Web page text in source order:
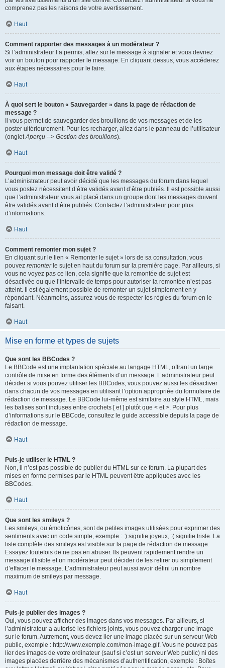
comprenez pas les raisons de votre avertissement.
Haut
Comment rapporter des messages à un modérateur ?
Si l’administrateur l’a permis, allez sur le message à signaler et vous devriez
voir un bouton pour rapporter le message. En cliquant dessus, vous accéderez
aux étapes nécessaires pour le faire.
Haut
À quoi sert le bouton « Sauvegarder » dans la page de rédaction de
message ?
Il vous permet de sauvegarder des brouillons de vos messages et de les
poster ultérieurement. Pour les recharger, allez dans le panneau de l’utilisateur
(ongletAperçu --> Gestion des brouillons).
Haut
Pourquoi mon message doit être validé ?
L’administrateur peut avoir décidé que les messages du forum dans lequel
vous postez nécessitent d’être validés avant d’être publiés. Il est possible aussi
que l’administrateur vous ait placé dans un groupe dont les messages doivent
être validés avant d’être publiés. Contactez l’administrateur pour plus
d’informations.
Haut
Comment remonter mon sujet ?
En cliquant sur le lien « Remonter le sujet » lors de sa consultation, vous
pouvez remonterle sujet en haut du forum sur la première page. Par ailleurs, si
vous ne voyez pas ce lien, cela signifie que la remontée de sujet est
désactivée ou que l’intervalle de temps pour autoriser la remontée n’est pas
atteint. Il est également possible de remonter un sujet simplement en y
répondant. Néanmoins, assurez-vous de respecter les règles du forum en le
faisant.
Haut
Mise en forme et types de sujets
Que sont les BBCodes ?
Le BBCode est une implantation spéciale au langage HTML, offrant un large
contrôle de mise en forme des éléments d’un message. L’administrateur peut
décider si vous pouvez utiliser les BBCodes, vous pouvez aussi les désactiver
dans chacun de vos messages en utilisant l’option appropriée du formulaire de
rédaction de message. Le BBCode lui-même est similaire au style HTML, mais
les balises sont incluses entre crochets [ et ] plutôt que < et >. Pour plus
d’informations sur le BBCode, consultez le guide accessible depuis la page de
rédaction de message.
Haut
Puis-je utiliser le HTML ?
Non, il n’est pas possible de publier du HTML sur ce forum. La plupart des
mises en forme permises par le HTML peuvent être appliquées avec les
BBCodes.
Haut
Que sont les smileys ?
Les smileys, ou émoticônes, sont de petites images utilisées pour exprimer des
sentiments avec un code simple, exemple : :) signifie joyeux, :( signifie triste. La
liste complète des smileys est visible sur la page de rédaction de message.
Essayez toutefois de ne pas en abuser. Ils peuvent rapidement rendre un
message illisible et un modérateur peut décider de les retirer ou simplement
d’effacer le message. L’administrateur peut aussi avoir défini un nombre
maximum de smileys par message.
Haut
Puis-je publier des images ?
Oui, vous pouvez afficher des images dans vos messages. Par ailleurs, si
l’administrateur a autorisé les fichiers joints, vous pouvez charger une image
sur le forum. Autrement, vous devez lier une image placée sur un serveur Web
public, exemple : http://www.exemple.com/mon-image.gif. Vous ne pouvez pas
lier des images de votre ordinateur (sauf si c’est un serveur Web public) ni des
images placées derrière des mécanismes d’authentification, exemple : Boîtes